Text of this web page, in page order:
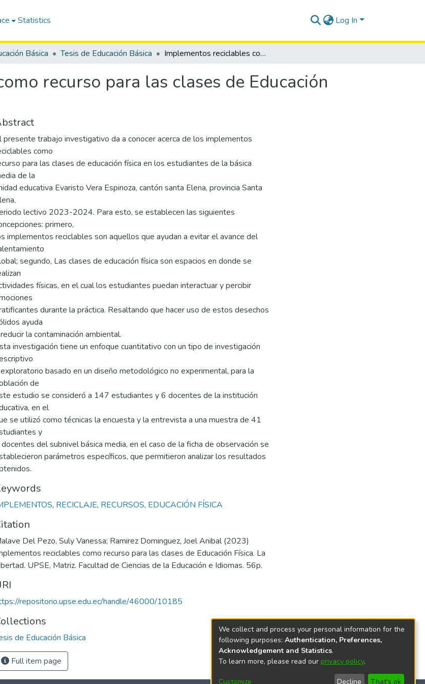
Statistics Log In
Básica Tesis de Educación Básica Implementos reciclables como recurso para las clases de Educación Física.
recurso para las clases de Educación
presente trabajo investigativo da a conocer acerca de los implementos
como
para las clases de educación física en los estudiantes de la básica
de la
educativa Evaristo Vera Espinoza, cantón santa Elena, provincia Santa
lectivo 2023-2024. Para esto, se establecen las siguientes
primero,
implementos reciclables son aquellos que ayudan a evitar el avance del
segundo, Las clases de educación física son espacios en donde se
físicas, en el cual los estudiantes puedan interactuar y percibir
durante la práctica. Resaltando que hacer uso de estos desechos
ayuda
la contaminación ambiental.
investigación tiene un enfoque cuantitativo con un tipo de investigación
basado en un diseño metodológico no experimental, para la
de
estudio se consideró a 147 estudiantes y 6 docentes de la institución
en el
se utilizó como técnicas la encuesta y la entrevista a una muestra de 41
y
del subnivel básica media, en el caso de la ficha de observación se
parámetros específicos, que permitieron analizar los resultados
, RECICLAJE, RECURSOS, EDUCACIÓN FÍSICA
Del Pezo, Suly Vanessa; Ramirez Dominguez, Joel Anibal (2023)
reciclables como recurso para las clases de Educación Física. La
UPSE, Matriz. Facultad de Ciencias de la Educación e Idiomas. 56p.
repositorio.upse.edu.ec/handle/46000/10185
de Educación Básica
Full item page
We collect and process your personal information for the
following purposes: Authentication, Preferences,
Acknowledgement and Statistics.
To learn more, please read our privacy policy.
Customize Decline That's ok